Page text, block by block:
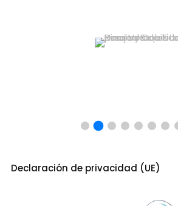
Declaración de privacidad (UE)